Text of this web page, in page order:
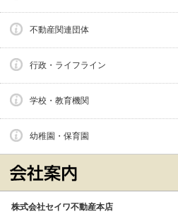
不動産関連団体
行政・ライフライン
学校・教育機関
幼稚園・保育園
株式会社セイワ不動産本店